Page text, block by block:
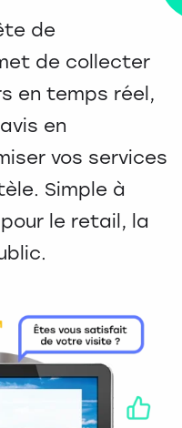
de
de collecter
en temps réel,
en
vos services
Simple à
le retail, la